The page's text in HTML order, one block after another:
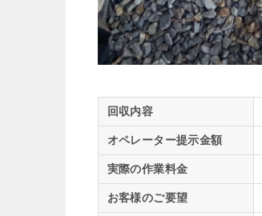
回収内容
オペレーター提示金額
実際の作業料金
お客様のご要望